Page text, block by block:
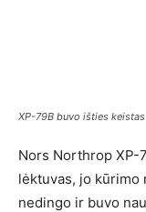
XP-79B buvo išties
Nors Northrop XP-
lėktuvas, jo
nedingo ir buvo